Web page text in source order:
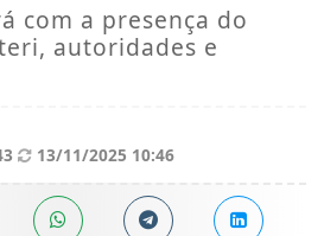
com a presença do
autoridades e
13/11/2025 10:46